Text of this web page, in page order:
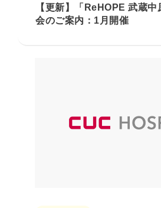
【更新】「ReHOPE 武蔵中
会のご案内：1月開催